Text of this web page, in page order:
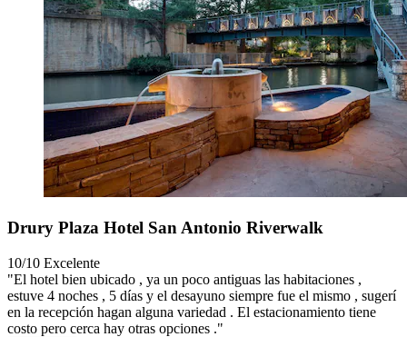
Drury Plaza Hotel San Antonio Riverwalk
10/10 Excelente
"El hotel bien ubicado , ya un poco antiguas las habitaciones ,
estuve 4 noches , 5 días y el desayuno siempre fue el mismo , sugerí
en la recepción hagan alguna variedad . El estacionamiento tiene
costo pero cerca hay otras opciones ."